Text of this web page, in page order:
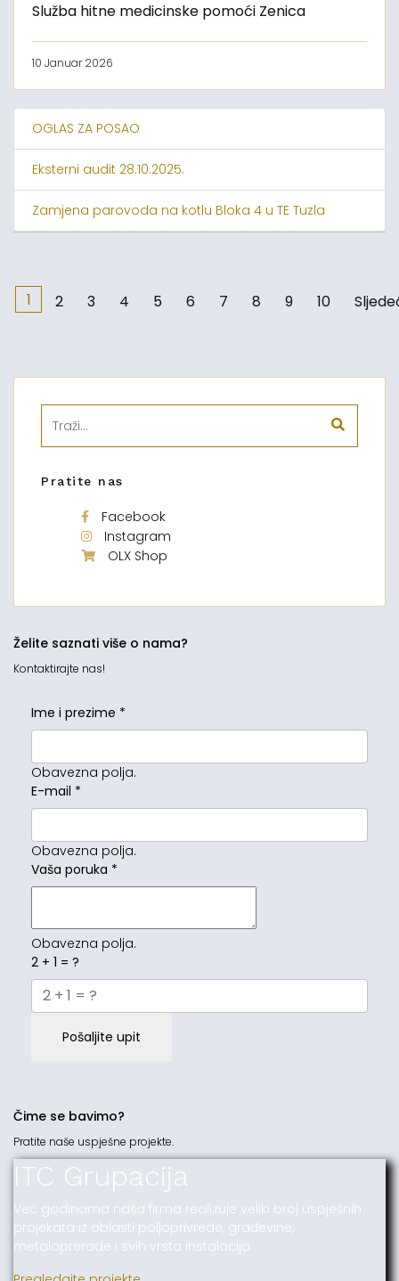
Služba hitne medicinske pomoći Zenica
10 Januar 2026
OGLAS ZA POSAO
Eksterni audit 28.10.2025.
Zamjena parovoda na kotlu Bloka 4 u TE Tuzla
1 2 3 4 5 6 7 8 9 10
Pratite nas
Facebook
Instagram
OLX Shop
Želite saznati više o nama?
Kontaktirajte nas!
Ime i prezime *
Obavezna polja.
E-mail *
Obavezna polja.
Vaša poruka *
Obavezna polja.
2 + 1 = ?
Pošaljite upit
Čime se bavimo?
Pratite naše uspješne projekte.
ITC Grupacija
Već godinama naša firma realizuje veliki broj uspješnih
projekata iz oblasti poljoprivrede, građevine,
metaloprerade i svih vrsta instalacija.